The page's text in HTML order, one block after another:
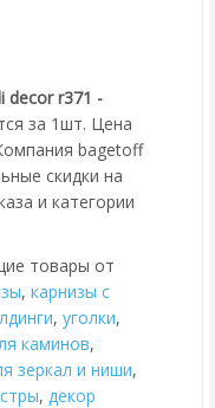
decor r371 -
за 1шт. Цена
bagetoff
скидки на
и категории
товары от
, карнизы с
, уголки,
каминов,
зеркал и ниши,
, декор